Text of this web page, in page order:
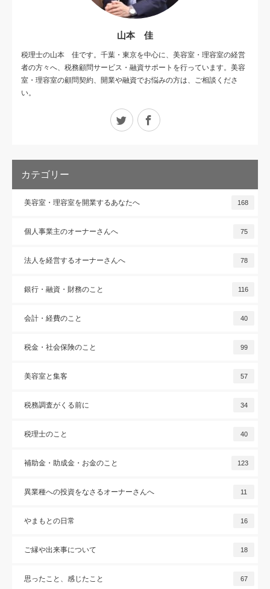
山本 佳
税理士の山本 佳です。千葉・東京を中心に、美容室・理容室の経営
者の方々へ、税務顧問サービス・融資サポートを行っています。美容
室・理容室の顧問契約、開業や融資でお悩みの方は、ご相談くださ
い。
Twitter Facebook
カテゴリー
美容室・理容室を開業するあなたへ 168
個人事業主のオーナーさんへ 75
法人を経営するオーナーさんへ 78
銀行・融資・財務のこと 116
会計・経費のこと 40
税金・社会保険のこと 99
美容室と集客 57
税務調査がくる前に 34
税理士のこと 40
補助金・助成金・お金のこと 123
異業種への投資をなさるオーナーさんへ 11
やまもとの日常 16
ご縁や出来事について 18
思ったこと、感じたこと 67